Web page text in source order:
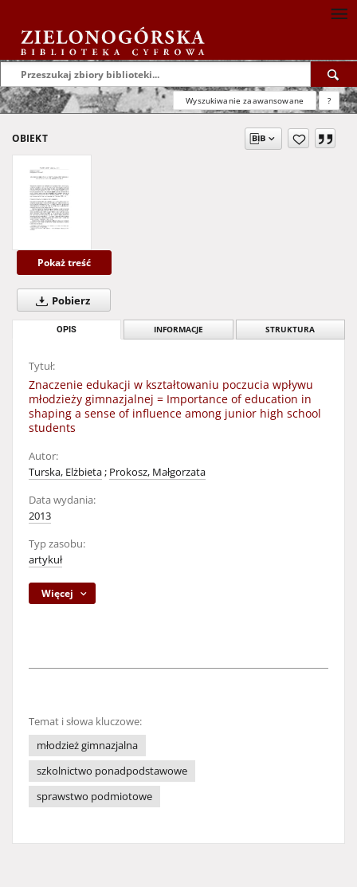
Wyszukiwanie zaawansowane ?
OBIEKT
Pokaż treść
Pobierz
OPIS INFORMACJE STRUKTURA
Tytuł:
Znaczenie edukacji w kształtowaniu poczucia wpływu
młodzieży gimnazjalnej = Importance of education in
shaping a sense of influence among junior high school
students
Autor:
Turska, Elżbieta; Prokosz, Małgorzata
Data wydania:
2013
Typ zasobu:
artykuł
Więcej
Temat i słowa kluczowe:
młodzież gimnazjalna
szkolnictwo ponadpodstawowe
sprawstwo podmiotowe